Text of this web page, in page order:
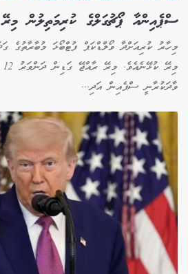
ސްޕެއިންއާ ޕޯޗުގަލްގެ ކުރިމަތިލުން މިރޭ 12 ޖަހާ އިރު
ވާދަކުރާނީ ސްޕެއިން އަދި...